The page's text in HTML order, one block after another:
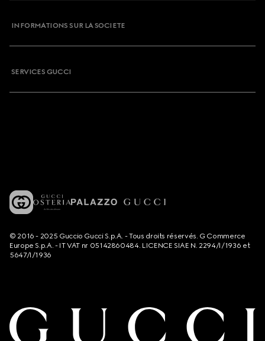
INFORMATIONS SUR LA SOCIETE
SERVICES GUCCI
© 2016 - 2025 Guccio Gucci S.p.A. - Tous droits réservés. G Commerce
Europe S.p.A. - IT VAT nr 05142860484. LICENCE SIAE N. 2294/I/1936 et
5647/I/1936